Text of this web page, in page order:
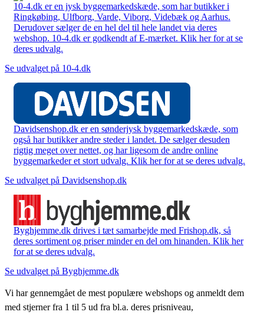
10-4.dk er en jysk byggemarkedskæde, som har butikker i
Ringkøbing, Ulfborg, Varde, Viborg, Videbæk og Aarhus.
Derudover sælger de en hel del til hele landet via deres
webshop. 10-4.dk er godkendt af E-mærket. Klik her for at se
deres udvalg.
Se udvalget på 10-4.dk
Davidsenshop.dk er en sønderjysk byggemarkedskæde, som
også har butikker andre steder i landet. De sælger desuden
rigtig meget over nettet, og har ligesom de andre online
byggemarkeder et stort udvalg. Klik her for at se deres udvalg.
Se udvalget på Davidsenshop.dk
Byghjemme.dk drives i tæt samarbejde med Frishop.dk, så
deres sortiment og priser minder en del om hinanden. Klik her
for at se deres udvalg.
Se udvalget på Byghjemme.dk
Vi har gennemgået de mest populære webshops og anmeldt dem
med stjerner fra 1 til 5 ud fra bl.a. deres prisniveau,